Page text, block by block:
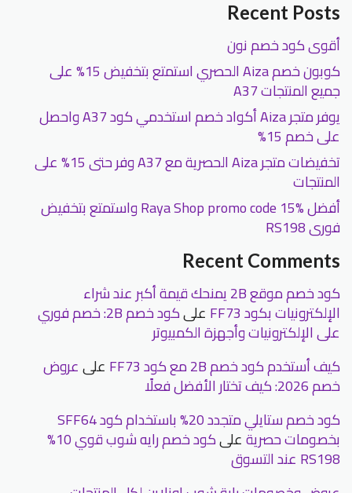
Recent Posts
أقوى كود خصم نون
كوبون خصم Aiza الحصري استمتع بتخفيض 15% على
جميع المنتجات A37
يوفر متجر Aiza أكواد خصم استخدمي كود A37 واحصل
على خصم 15%
تخفيضات متجر Aiza الحصرية مع A37 وفر حتى 15% على
المنتجات
أفضل Raya Shop promo code 15% واستمتع بتخفيض
فورى RS198
Recent Comments
كود خصم موقع 2B يمنحك قيمة أكبر عند شراء
الإلكترونيات بكود FF73 على كود خصم 2B: خصم فوري
على الإلكترونيات وأجهزة الكمبيوتر
كيف أستخدم كود خصم 2B مع كود FF73
علىعروض
خصم 2026: كيف تختار الأفضل فعلًا
كود خصم ستايلي متجدد 20% باستخدام كود SFF64
بخصومات حصريةعلى كود خصم رايه شوب قوي 10%
RS198 عند التسوق